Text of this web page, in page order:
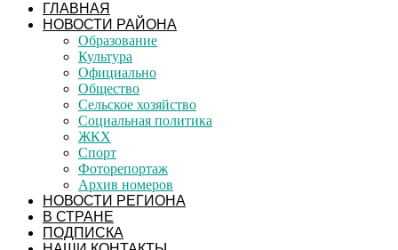
ГЛАВНАЯ
НОВОСТИ РАЙОНА
Образование
Культура
Официально
Общество
Сельское хозяйство
Социальная политика
ЖКХ
Спорт
Фоторепортаж
Архив номеров
НОВОСТИ РЕГИОНА
В СТРАНЕ
ПОДПИСКА